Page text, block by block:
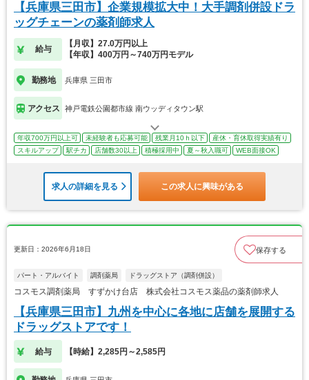
【兵庫県三田市】企業規模拡大中！大手調剤併設ドラ
ッグチェーンの薬剤師求人
給与
【月収】27.0万円以上
【年収】400万円～740万円モデル
勤務地 兵庫県 三田市
アクセス 神戸電鉄公園都市線 南ウッディタウン駅
年収700万円以上可 未経験者も応募可能 残業月10ｈ以下
産休・育休取得実績有り
スキルアップ
駅チカ 店舗数30以上 積極採用中 夏～秋入職可 WEB面接OK
求人の詳細を見る この求人に興味がある
更新日：2026年6月18日 保存する
パート・アルバイト 調剤薬局 ドラッグストア（調剤併設）
コスモス調剤薬局 すずかけ台店 株式会社コスモス薬品の薬剤師求人
【兵庫県三田市】九州を中心に各地に店舗を展開する
ドラッグストアです！
給与 【時給】2,285円～2,585円